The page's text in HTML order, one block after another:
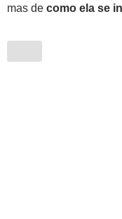
mas de como ela se